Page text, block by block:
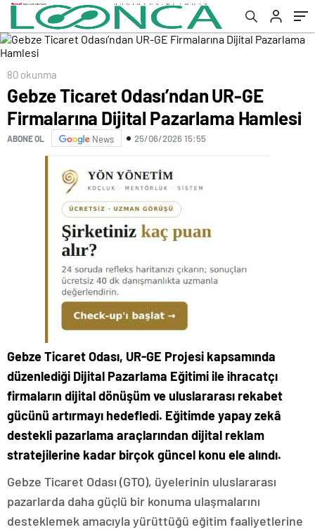
80 okunma
Gebze Ticaret Odası’ndan UR-GE
Firmalarına Dijital Pazarlama Hamlesi
ABONE OL News 25/06/2026 15:55
Gebze Ticaret Odası, UR-GE Projesi kapsamında
düzenlediği Dijital Pazarlama Eğitimi ile ihracatçı
firmaların dijital dönüşüm ve uluslararası rekabet
gücünü artırmayı hedefledi. Eğitimde yapay zekâ
destekli pazarlama araçlarından dijital reklam
stratejilerine kadar birçok güncel konu ele alındı.
Gebze Ticaret Odası (GTO), üyelerinin uluslararası
pazarlarda daha güçlü bir konuma ulaşmalarını
desteklemek amacıyla yürüttüğü eğitim faaliyetlerine